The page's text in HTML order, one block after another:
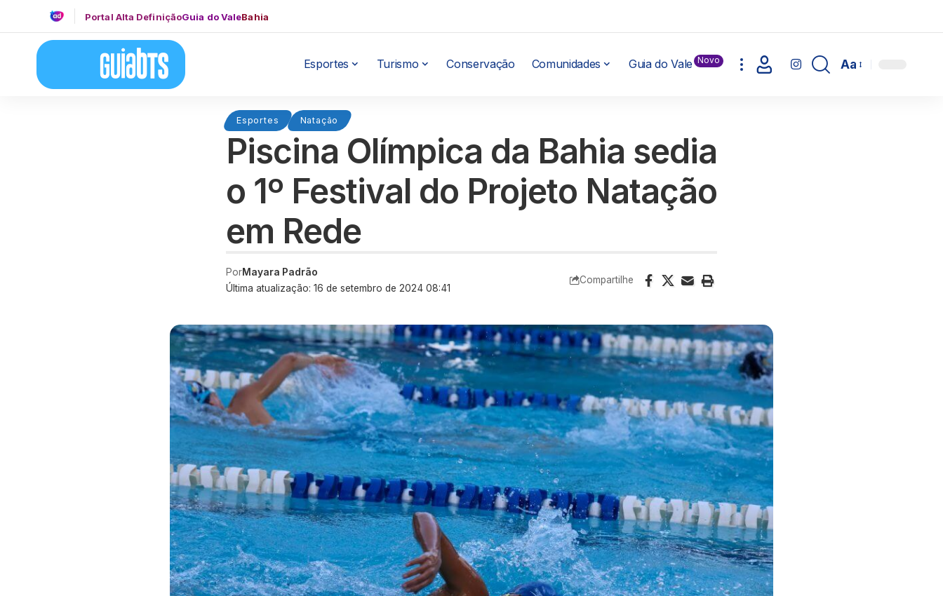
Portal Alta DefiniçãoGuia do ValeBahia
Esportes Turismo Conservação Comunidades Guia do Vale Novo Aa
Esportes Natação
Piscina Olímpica da Bahia sedia
o 1º Festival do Projeto Natação
em Rede
Última atualização: 16 de setembro de 2024 08:41
PorMayara Padrão
Compartilhe